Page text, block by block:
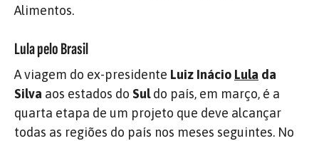
Alimentos.
Lula pelo Brasil
A viagem do ex-presidente Luiz Inácio Lula da
Silva aos estados do Suldo país, em março, é a
quarta etapa de um projeto que deve alcançar
todas as regiões do país nos meses seguintes. No